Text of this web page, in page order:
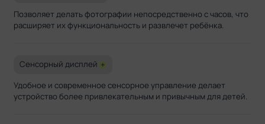
Позволяет делать фотографии непосредственно с часов, что
расширяет их функциональность и развлечет ребёнка.
Сенсорный дисплей +
Удобное и современное сенсорное управление делает
устройство более привлекательным и привычным для детей.